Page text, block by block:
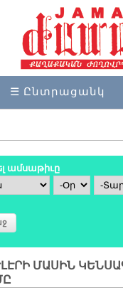
☰ Ընտրացանկ
ամսաթիւը
Օր Տարի
ՄԱՍԻՆ